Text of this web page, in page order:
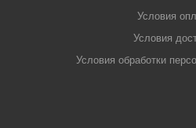
Условия
Условия
Условия обработки